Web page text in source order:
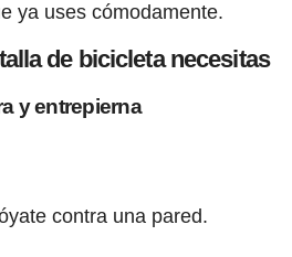
ya uses cómodamente.
de bicicleta necesitas
y entrepierna
contra una pared.